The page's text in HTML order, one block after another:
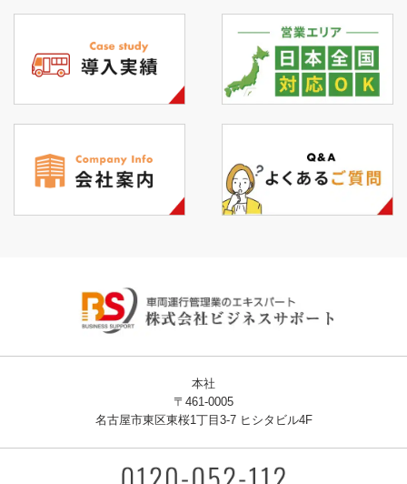
本社
〒461-0005
名古屋市東区東桜1丁目3-7 ヒシタビル4F